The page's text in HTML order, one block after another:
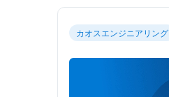
カオスエンジニアリング